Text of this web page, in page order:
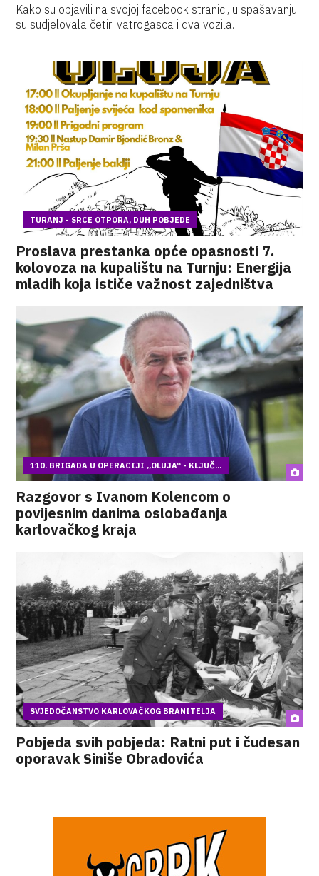
Kako su objavili na svojoj facebook stranici, u spašavanju
su sudjelovala četiri vatrogasca i dva vozila.
TURANJ - SRCE OTPORA, DUH POBJEDE
Proslava prestanka opće opasnosti 7.
kolovoza na kupalištu na Turnju: Energija
mladih koja ističe važnost zajedništva
110. BRIGADA U OPERACIJI „OLUJA“ - KLJUČ...
Razgovor s Ivanom Kolencom o
povijesnim danima oslobađanja
karlovačkog kraja
SVJEDOČANSTVO KARLOVAČKOG BRANITELJA
Pobjeda svih pobjeda: Ratni put i čudesan
oporavak Siniše Obradovića